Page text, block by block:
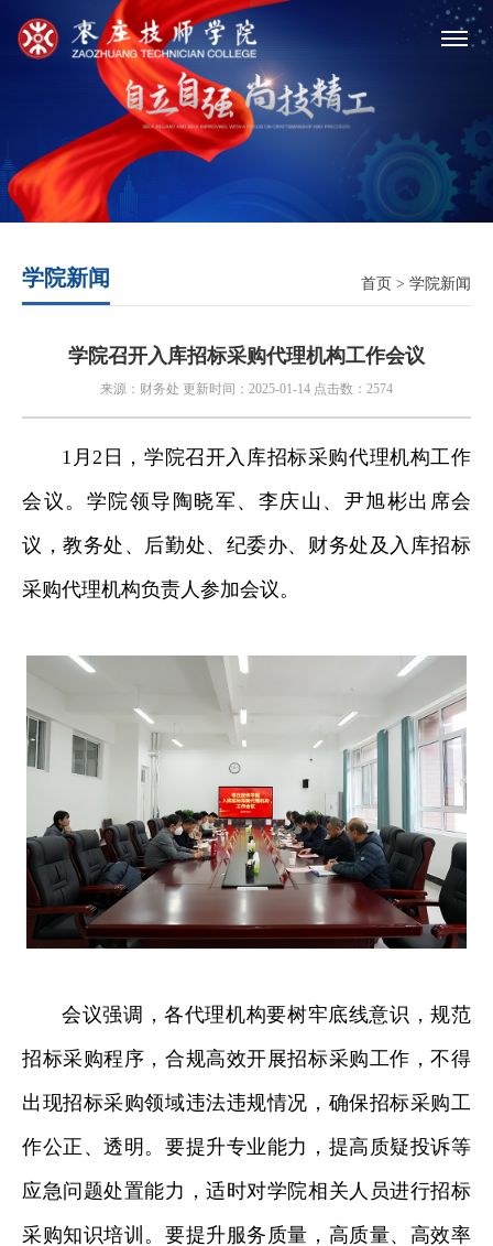
学院新闻 首页 > 学院新闻
学院召开入库招标采购代理机构工作会议
来源：财务处 更新时间：2025-01-14 点击数：2574
1月2日，学院召开入库招标采购代理机构工作
会议。学院领导陶晓军、李庆山、尹旭彬出席会
议，教务处、后勤处、纪委办、财务处及入库招标
采购代理机构负责人参加会议。
会议强调，各代理机构要树牢底线意识，规范
招标采购程序，合规高效开展招标采购工作，不得
出现招标采购领域违法违规情况，确保招标采购工
作公正、透明。要提升专业能力，提高质疑投诉等
应急问题处置能力，适时对学院相关人员进行招标
采购知识培训。要提升服务质量，高质量、高效率